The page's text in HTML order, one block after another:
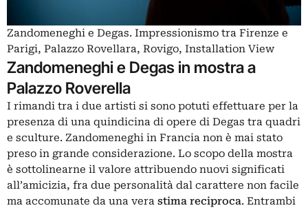
Zandomeneghi e Degas. Impressionismo tra Firenze e
Parigi, Palazzo Rovellara, Rovigo, Installation View
Zandomeneghi e Degas in mostra a
Palazzo Roverella
I rimandi tra i due artisti si sono potuti effettuare per la
presenza di una quindicina di opere di Degas tra quadri
e sculture. Zandomeneghi in Francia non è mai stato
preso in grande considerazione. Lo scopo della mostra
è sottolinearne il valore attribuendo nuovi significati
all’amicizia, fra due personalità dal carattere non facile
ma accomunate da una vera stima reciproca. Entrambi